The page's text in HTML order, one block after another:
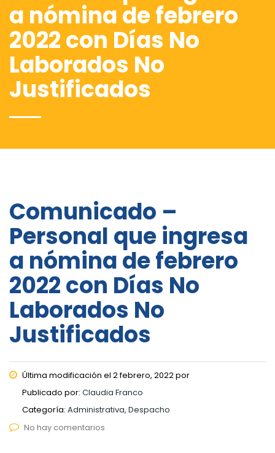
a nómina de febrero
2022 con Días No
Laborados No
Justificados
Comunicado –
Personal que ingresa
a nómina de febrero
2022 con Días No
Laborados No
Justificados
Última modificación el 2 febrero, 2022 por
Publicado por: Claudia Franco
Categoría: Administrativa, Despacho
No hay comentarios